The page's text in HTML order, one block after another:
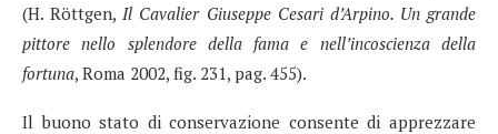
(H. Röttgen, Il Cavalier Giuseppe Cesari d’Arpino. Un grande
pittore nello splendore della fama e nell’incoscienza della
fortuna, Roma 2002, fig. 231, pag. 455).
Il buono stato di conservazione consente di apprezzare